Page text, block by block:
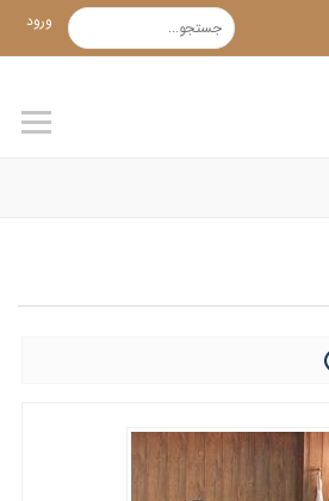
ورود